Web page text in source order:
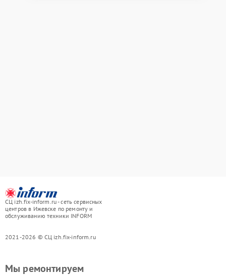
СЦ izh.fix-inform.ru - сеть сервисных
центров в Ижевске по ремонту и
обслуживанию техники INFORM
2021-2026 © СЦ izh.fix-inform.ru
Мы ремонтируем